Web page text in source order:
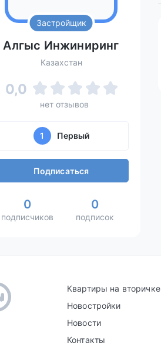
Застройщик
Алгыс Инжиниринг
Казахстан
0,0
нет отзывов
1 Первый
Подписаться
0
подписчиков
0
подписок
Квартиры на вторичке
Новостройки
Новости
Контакты